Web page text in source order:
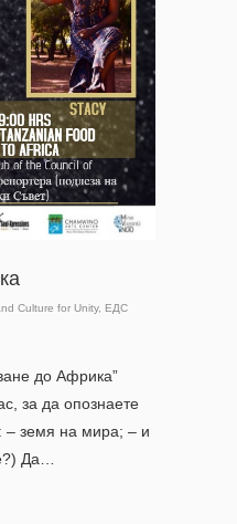
Culture for Unity, ЕДС
до Африка”
за да опознаете
– земя на мира; – и
Да…